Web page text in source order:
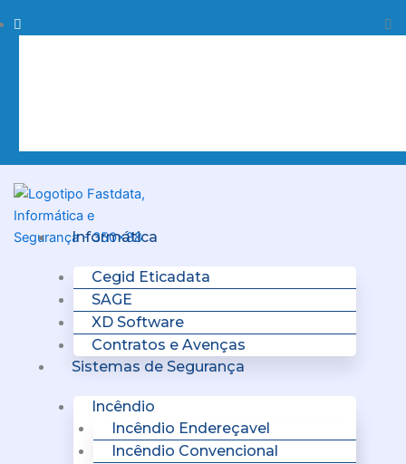
to
Procurar
Informática
Cegid Eticadata
SAGE
XD Software
Contratos e Avenças
Sistemas de Segurança
Incêndio
Incêndio Endereçavel
Incêndio Convencional
Menu